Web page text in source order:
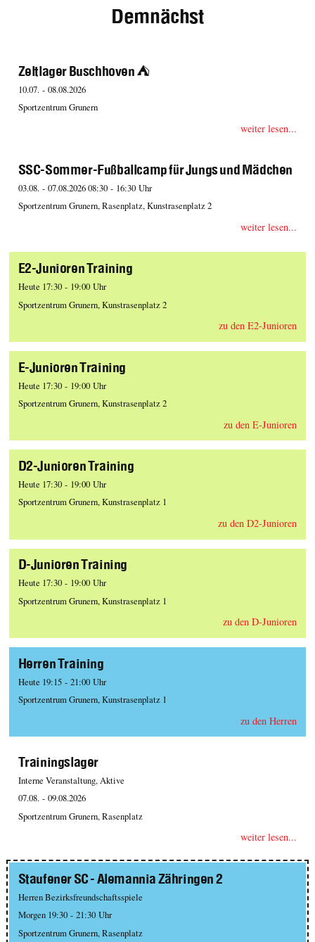
Demnächst
Zeltlager Buschhoven ⛺️
10.07. - 08.08.2026
Sportzentrum Grunern
weiter lesen...
SSC-Sommer-Fußballcamp für Jungs und Mädchen
03.08. - 07.08.2026 08:30 - 16:30 Uhr
Sportzentrum Grunern, Rasenplatz, Kunstrasenplatz 2
weiter lesen...
E2-Junioren Training
Heute 17:30 - 19:00 Uhr
Sportzentrum Grunern, Kunstrasenplatz 2
zu den E2-Junioren
E-Junioren Training
Heute 17:30 - 19:00 Uhr
Sportzentrum Grunern, Kunstrasenplatz 2
zu den E-Junioren
D2-Junioren Training
Heute 17:30 - 19:00 Uhr
Sportzentrum Grunern, Kunstrasenplatz 1
zu den D2-Junioren
D-Junioren Training
Heute 17:30 - 19:00 Uhr
Sportzentrum Grunern, Kunstrasenplatz 1
zu den D-Junioren
Herren Training
Heute 19:15 - 21:00 Uhr
Sportzentrum Grunern, Kunstrasenplatz 1
zu den Herren
Trainingslager
Interne Veranstaltung, Aktive
07.08. - 09.08.2026
Sportzentrum Grunern, Rasenplatz
weiter lesen...
Staufener SC - Alemannia Zähringen 2
Herren Bezirksfreundschaftsspiele
Morgen 19:30 - 21:30 Uhr
Sportzentrum Grunern, Rasenplatz